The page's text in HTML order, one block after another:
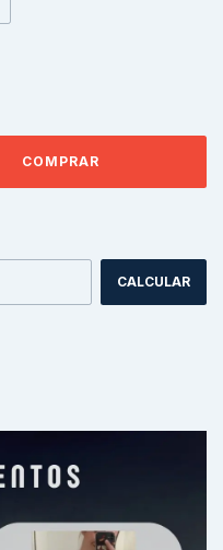
CALCULAR